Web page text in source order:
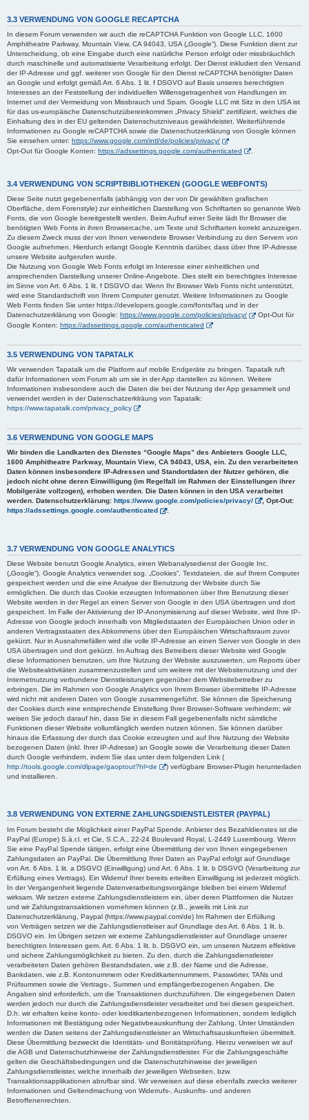
3.3 VERWENDUNG VON GOOGLE RECAPTCHA
In diesem Forum verwenden wir auch die reCAPTCHA Funktion von Google LLC, 1600
Amphitheatre Parkway, Mountain View, CA 94043, USA („Google“). Diese Funktion dient zur
Unterscheidung, ob eine Eingabe durch eine natürliche Person erfolgt oder missbräuchlich
durch maschinelle und automatisierte Verarbeitung erfolgt. Der Dienst inkludiert den Versand
der IP-Adresse und ggf. weiterer von Google für den Dienst reCAPTCHA benötigter Daten
an Google und erfolgt gemäß Art. 6 Abs. 1 lit. f DSGVO auf Basis unseres berechtigten
Interesses an der Feststellung der individuellen Willensgetragenheit von Handlungen im
Internet und der Vermeidung von Missbrauch und Spam. Google LLC mit Sitz in den USA ist
für das us-europäische Datenschutzübereinkommen „Privacy Shield“ zertifiziert, welches die
Einhaltung des in der EU geltenden Datenschutzniveaus gewährleistet. Weiterführende
Informationen zu Google reCAPTCHA sowie die Datenschutzerklärung von Google können
Sie einsehen unter: https://www.google.com/intl/de/policies/privacy/
Opt-Out für Google Konten: https://adssettings.google.com/authenticated
3.4 VERWENDUNG VON SCRIPTBIBLIOTHEKEN (GOOGLE WEBFONTS)
Diese Seite nutzt gegebenenfalls (abhängig von der von Dir gewählten grafischen
Oberfläche, dem Forenstyle) zur einheitlichen Darstellung von Schriftarten so genannte Web
Fonts, die von Google bereitgestellt werden. Beim Aufruf einer Seite lädt Ihr Browser die
benötigten Web Fonts in ihren Browsercache, um Texte und Schriftarten korrekt anzuzeigen.
Zu diesem Zweck muss der von Ihnen verwendete Browser Verbindung zu den Servern von
Google aufnehmen. Hierdurch erlangt Google Kenntnis darüber, dass über Ihre IP-Adresse
unsere Website aufgerufen wurde.
Die Nutzung von Google Web Fonts erfolgt im Interesse einer einheitlichen und
ansprechenden Darstellung unserer Online-Angebote. Dies stellt ein berechtigtes Interesse
im Sinne von Art. 6 Abs. 1 lit. f DSGVO dar. Wenn Ihr Browser Web Fonts nicht unterstützt,
wird eine Standardschrift von Ihrem Computer genutzt. Weitere Informationen zu Google
Web Fonts finden Sie unter https://developers.google.com/fonts/faq und in der
Datenschutzerklärung von Google: https://www.google.com/policies/privacy/
Opt-Out für
Google Konten: https://adssettings.google.com/authenticated
3.5 VERWENDUNG VON TAPATALK
Wir verwenden Tapatalk um die Platform auf mobile Endgeräte zu bringen. Tapatalk ruft
dafür Informationen vom Forum ab um sie in der App darstellen zu können. Weitere
Informationen insbesondere auch die Daten die bei der Nutzung der App gesammelt und
verwendet werden in der Datenschatzerklräung von Tapatalk:
https://www.tapatalk.com/privacy_policy
3.6 VERWENDUNG VON GOOGLE MAPS
Wir binden die Landkarten des Dienstes “Google Maps” des Anbieters Google LLC,
1600 Amphitheatre Parkway, Mountain View, CA 94043, USA, ein. Zu den verarbeiteten
Daten können insbesondere IP-Adressen und Standortdaten der Nutzer gehören, die
jedoch nicht ohne deren Einwilligung (im Regelfall im Rahmen der Einstellungen ihrer
Mobilgeräte vollzogen), erhoben werden. Die Daten können in den USA verarbeitet
werden. Datenschutzerklärung: https://www.google.com/policies/privacy/
, Opt-Out:
https://adssettings.google.com/authenticated
.
3.7 VERWENDUNG VON GOOGLE ANALYTICS
Diese Website benutzt Google Analytics, einen Webanalysedienst der Google Inc.
(„Google“). Google Analytics verwendet sog. „Cookies“, Textdateien, die auf Ihrem Computer
gespeichert werden und die eine Analyse der Benutzung der Website durch Sie
ermöglichen. Die durch das Cookie erzeugten Informationen über Ihre Benutzung dieser
Website werden in der Regel an einen Server von Google in den USA übertragen und dort
gespeichert. Im Falle der Aktivierung der IP-Anonymisierung auf dieser Website, wird Ihre IP-
Adresse von Google jedoch innerhalb von Mitgliedstaaten der Europäischen Union oder in
anderen Vertragsstaaten des Abkommens über den Europäischen Wirtschaftsraum zuvor
gekürzt. Nur in Ausnahmefällen wird die volle IP-Adresse an einen Server von Google in den
USA übertragen und dort gekürzt. Im Auftrag des Betreibers dieser Website wird Google
diese Informationen benutzen, um Ihre Nutzung der Website auszuwerten, um Reports über
die Websiteaktivitäten zusammenzustellen und um weitere mit der Websitenutzung und der
Internetnutzung verbundene Dienstleistungen gegenüber dem Websitebetreiber zu
erbringen. Die im Rahmen von Google Analytics von Ihrem Browser übermittelte IP-Adresse
wird nicht mit anderen Daten von Google zusammengeführt. Sie können die Speicherung
der Cookies durch eine entsprechende Einstellung Ihrer Browser-Software verhindern; wir
weisen Sie jedoch darauf hin, dass Sie in diesem Fall gegebenenfalls nicht sämtliche
Funktionen dieser Website vollumfänglich werden nutzen können. Sie können darüber
hinaus die Erfassung der durch das Cookie erzeugten und auf Ihre Nutzung der Website
bezogenen Daten (inkl. Ihrer IP-Adresse) an Google sowie die Verarbeitung dieser Daten
durch Google verhindern, indem Sie das unter dem folgenden Link (
http://tools.google.com/dlpage/gaoptout?hl=de
) verfügbare Browser-Plugin herunterladen
und installieren.
3.8 VERWENDUNG VON EXTERNE ZAHLUNGSDIENSTLEISTER (PAYPAL)
Im Forum besteht die Möglichkeit einer PayPal Spende. Anbieter des Bezahldienstes ist die
PayPal (Europe) S.à.r.l. et Cie, S.C.A., 22-24 Boulevard Royal, L-2449 Luxembourg. Wenn
Sie eine PayPal Spende tätigen, erfolgt eine Übermittlung der von Ihnen eingegebenen
Zahlungsdaten an PayPal. Die Übermittlung Ihrer Daten an PayPal erfolgt auf Grundlage
von Art. 6 Abs. 1 lit. a DSGVO (Einwilligung) und Art. 6 Abs. 1 lit. b DSGVO (Verarbeitung zur
Erfüllung eines Vertrags). Ein Widerruf Ihrer bereits erteilten Einwilligung ist jederzeit möglich.
In der Vergangenheit liegende Datenverarbeitungsvorgänge bleiben bei einem Widerruf
wirksam. Wir setzen externe Zahlungsdienstleistern ein, über deren Plattformen die Nutzer
und wir Zahlungstransaktionen vornehmen können (z.B., jeweils mit Link zur
Datenschutzerklärung, Paypal (https://www.paypal.com/de) Im Rahmen der Erfüllung
von Verträgen setzen wir die Zahlungsdienstleiser auf Grundlage des Art. 6 Abs. 1 lit. b.
DSGVO ein. Im Übrigen setzen wir externe Zahlungsdienstleister auf Grundlage unserer
berechtigten Interessen gem. Art. 6 Abs. 1 lit. b. DSGVO ein, um unseren Nutzern effektive
und sichere Zahlungsmöglichkeit zu bieten. Zu den, durch die Zahlungsdienstleister
verarbeiteten Daten gehören Bestandsdaten, wie z.B. der Name und die Adresse,
Bankdaten, wie z.B. Kontonummern oder Kreditkartennummern, Passwörter, TANs und
Prüfsummen sowie die Vertrags-, Summen und empfängerbezogenen Angaben. Die
Angaben sind erforderlich, um die Transaktionen durchzuführen. Die eingegebenen Daten
werden jedoch nur durch die Zahlungsdienstleister verarbeitet und bei diesen gespeichert.
D.h. wir erhalten keine konto- oder kreditkartenbezogenen Informationen, sondern lediglich
Informationen mit Bestätigung oder Negativbeauskunftung der Zahlung. Unter Umständen
werden die Daten seitens der Zahlungsdienstleister an Wirtschaftsauskunfteien übermittelt.
Diese Übermittlung bezweckt die Identitäts- und Bonitätsprüfung. Hierzu verweisen wir auf
die AGB und Datenschutzhinweise der Zahlungsdienstleister. Für die Zahlungsgeschäfte
gelten die Geschäftsbedingungen und die Datenschutzhinweise der jeweiligen
Zahlungsdienstleister, welche innerhalb der jeweiligen Webseiten, bzw.
Transaktionsapplikationen abrufbar sind. Wir verweisen auf diese ebenfalls zwecks weiterer
Informationen und Geltendmachung von Widerrufs-, Auskunfts- und anderen
Betroffenenrechten.